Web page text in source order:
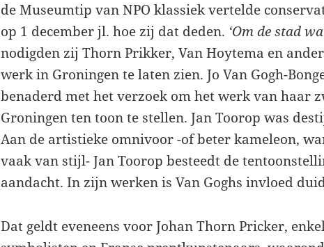
de Museumtip van NPO klassiek vertelde
op 1 december jl. hoe zij dat deden. ‘Om de stad
nodigden zij Thorn Prikker, Van Hoytema en
werk in Groningen te laten zien. Jo Van Gogh-
benaderd met het verzoek om het werk van haar
Groningen ten toon te stellen. Jan Toorop was
Aan de artistieke omnivoor -of beter kameleon,
vaak van stijl- Jan Toorop besteedt de
aandacht. In zijn werken is Van Goghs invloed
Dat geldt eveneens voor Johan Thorn Pricker,